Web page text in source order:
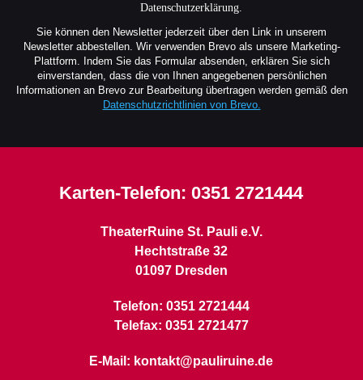
Datenschutzerklärung.
Sie können den Newsletter jederzeit über den Link in unserem
Newsletter abbestellen. Wir verwenden Brevo als unsere Marketing-
Plattform. Indem Sie das Formular absenden, erklären Sie sich
einverstanden, dass die von Ihnen angegebenen persönlichen
Informationen an Brevo zur Bearbeitung übertragen werden gemäß den
Datenschutzrichtlinien von Brevo.
Karten-Telefon:0351 2721444
TheaterRuine St. Pauli e.V.
Hechtstraße 32
01097 Dresden
Telefon: 0351 2721444
Telefax: 0351 2721477
E-Mail: kontakt@pauliruine.de